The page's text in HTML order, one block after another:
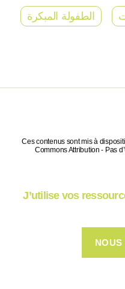
الطفولة المبكرة
Ces contenus sont mis à
Commons Attribution - Pas
J’utilise vos
NOUS